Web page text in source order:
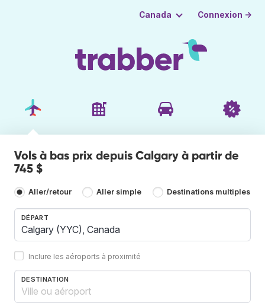
Canada Connexion →
Vols à bas prix depuis Calgary à partir de
745 $
Aller/retour Aller simple Destinations multiples
DÉPART
Inclure les aéroports à proximité
DESTINATION